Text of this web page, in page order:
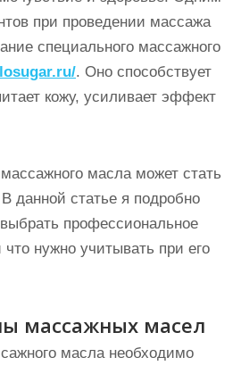
при проведении массажа
специального массажного
. Оно способствует
кожу, усиливает эффект
масла может стать
данной статье я подробно
профессиональное
нужно учитывать при его
массажных масел
масла необходимо